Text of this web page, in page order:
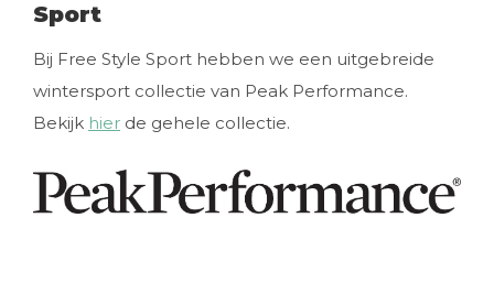
Sport
Bij Free Style Sport hebben we een uitgebreide
wintersport collectie van Peak Performance.
Bekijk hier de gehele collectie.